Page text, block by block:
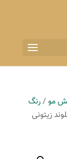
مو/رنگ
زیتونی